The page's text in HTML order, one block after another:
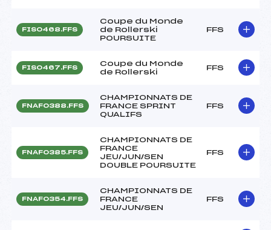
FIS0468.FFS
Coupe du Monde
de Rollerski
POURSUITE
FFS
FIS0467.FFS
Coupe du Monde
de Rollerski
FFS
FNAF0388.FFS
CHAMPIONNATS DE
FRANCE SPRINT
QUALIFS
FFS
FNAF0385.FFS
CHAMPIONNATS DE
FRANCE
JEU/JUN/SEN
DOUBLE POURSUITE
FFS
FNAF0354.FFS
CHAMPIONNATS DE
FRANCE
JEU/JUN/SEN
FFS